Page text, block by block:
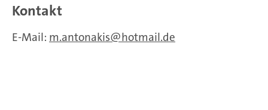
Kontakt
E-Mail: m.antonakis hotmail.de